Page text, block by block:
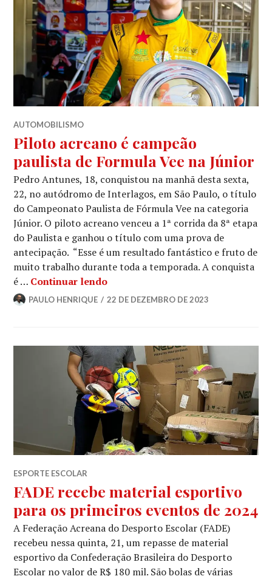
AUTOMOBILISMO
Piloto acreano é campeão
paulista de Formula Vee na Júnior
Pedro Antunes, 18, conquistou na manhã desta sexta,
22, no autódromo de Interlagos, em São Paulo, o título
do Campeonato Paulista de Fórmula Vee na categoria
Júnior. O piloto acreano venceu a 1ª corrida da 8ª etapa
do Paulista e ganhou o título com uma prova de
antecipação. “Esse é um resultado fantástico e fruto de
muito trabalho durante toda a temporada. A conquista
é … Continuar lendo
PAULO HENRIQUE 22 DE DEZEMBRO DE 2023
ESPORTE ESCOLAR
FADE recebe material esportivo
para os primeiros eventos de 2024
A Federação Acreana do Desporto Escolar (FADE)
recebeu nessa quinta, 21, um repasse de material
esportivo da Confederação Brasileira do Desporto
Escolar no valor de R$ 180 mil. São bolas de várias